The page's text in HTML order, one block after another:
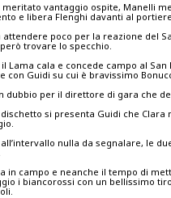
meritato vantaggio ospite, Manelli
e libera Flenghi davanti al
attendere poco per la reazione del
trovare lo specchio.
il Lama cala e concede campo al
con Guidi su cui è bravissimo
dubbio per il direttore di gara che
dischetto si presenta Guidi che
nulla da segnalare, le
in campo e neanche il tempo di
i biancorossi con un bellissimo